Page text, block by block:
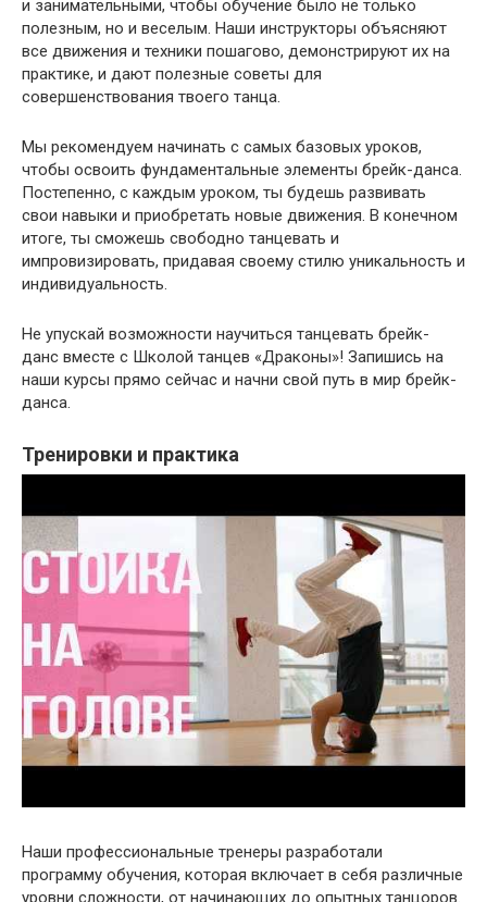
и занимательными, чтобы обучение было не только
полезным, но и веселым. Наши инструкторы объясняют
все движения и техники пошагово, демонстрируют их на
практике, и дают полезные советы для
совершенствования твоего танца.
Мы рекомендуем начинать с самых базовых уроков,
чтобы освоить фундаментальные элементы брейк-данса.
Постепенно, с каждым уроком, ты будешь развивать
свои навыки и приобретать новые движения. В конечном
итоге, ты сможешь свободно танцевать и
импровизировать, придавая своему стилю уникальность и
индивидуальность.
Не упускай возможности научиться танцевать брейк-
данс вместе с Школой танцев «Драконы»! Запишись на
наши курсы прямо сейчас и начни свой путь в мир брейк-
данса.
Тренировки и практика
Наши профессиональные тренеры разработали
программу обучения, которая включает в себя различные
уровни сложности, от начинающих до опытных танцоров.